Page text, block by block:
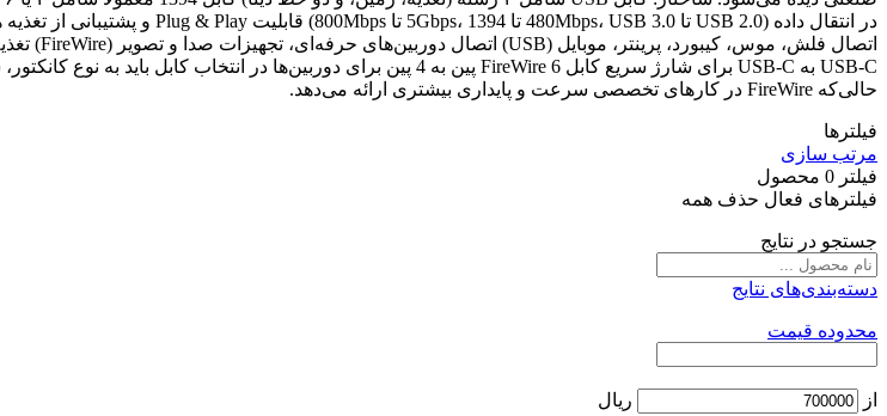
حالی‌که FireWire در کارهای تخصصی سرعت و پایداری بیشتری ارائه می‌دهد.
فیلترها
مرتب سازی
فیلتر 0 محصول
فیلترهای فعال حذف همه
جستجو در نتایج
دسته‌بندی‌های نتایج
محدوده قیمت
از ریال